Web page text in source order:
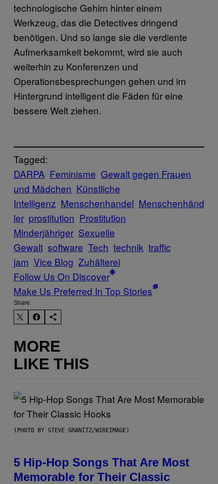
technologische Gehirn hinter einem
Werkzeug, das die Detectives dringend
benötigen. Und so lange sie die verdiente
Aufmerksamkeit bekommt, wird sie auch
weiterhin zu Konferenzen und
Operationsbesprechungen gehen und im
Hintergrund intelligent die Fäden für eine
bessere Welt ziehen.
Tagged:
DARPA Feminisme Gewalt gegen Frauen
und Mädchen Künstliche
Intelligenz Menschenhandel Menschenhänd
ler prostitution Prostitution
Minderjähriger Sexuelle
Gewalt software Tech technik traffic
jam Vice Blog Zuhälterei
Follow Us On Discover
Make Us Preferred In Top Stories
Share:
MORE
LIKE THIS
(PHOTO BY STEVE GRANITZ/WIREIMAGE)
5 Hip-Hop Songs That Are Most
Memorable for Their Classic